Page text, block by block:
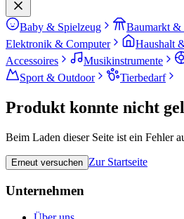
Baby & Spielzeug Baumarkt &
Elektronik & Computer
Haushalt
Accessoires
Musikinstrumente
Sport & Outdoor
Tierbedarf
Produkt konnte nicht
Beim Laden dieser Seite ist ein Fehler
Erneut versuchen Zur Startseite
Unternehmen